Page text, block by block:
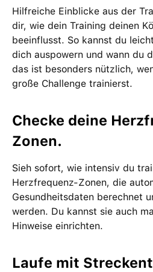
Hilfreiche Einblicke aus der
dir, wie dein Training deinen
beeinflusst. So kannst du
dich auspowern und wann du
das ist besonders nützlich,
große Challenge trainierst.
Checke deine
Zonen.
Sieh sofort, wie intensiv du
Herzfrequenz-Zonen, die
Gesundheitsdaten berechnet
werden. Du kannst sie auch
Hinweise einrichten.
Laufe mit